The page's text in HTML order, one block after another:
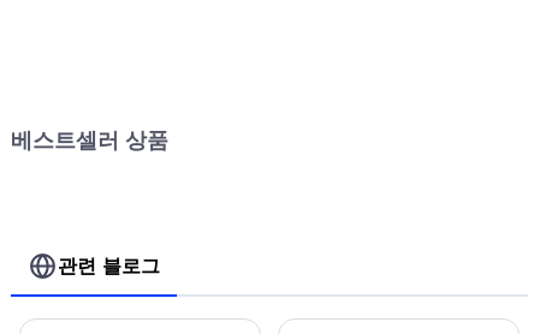
베스트셀러 상품
관련 블로그